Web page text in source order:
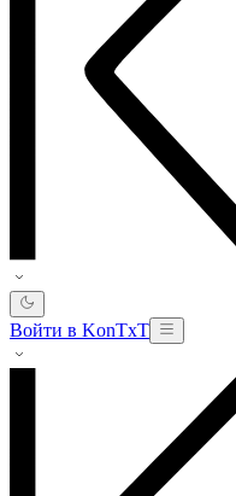
Войти в KonTxT